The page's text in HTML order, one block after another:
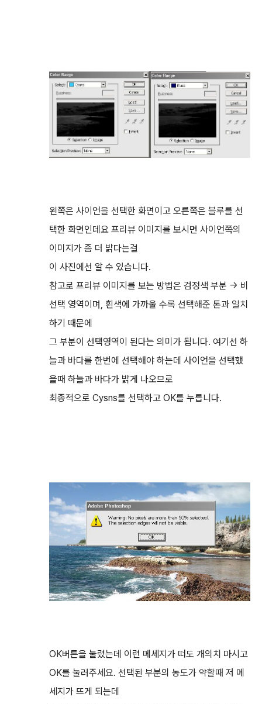
왼쪽은 사이언을 선택한 화면이고 오른쪽은 블루를 선
택한 화면인데요 프리뷰 이미지를 보시면 사이언쪽의
이미지가 좀 더 밝다는걸
이 사진에선 알 수 있습니다.
참고로 프리뷰 이미지를 보는 방법은 검정색 부분 -> 비
선택 영역이며, 흰색에 가까울 수록 선택해준 톤과 일치
하기 때문에
그 부분이 선택영역이 된다는 의미가 됩니다. 여기선 하
늘과 바다를 한번에 선택해야 하는데 사이언을 선택했
을때 하늘과 바다가 밝게 나오므로
최종적으로 Cysns를 선택하고 OK를 누릅니다.
OK버튼을 눌렀는데 이런 메세지가 떠도 개의치 마시고
OK를 눌러주세요. 선택된 부분의 농도가 약할때 저 메
세지가 뜨게 되는데